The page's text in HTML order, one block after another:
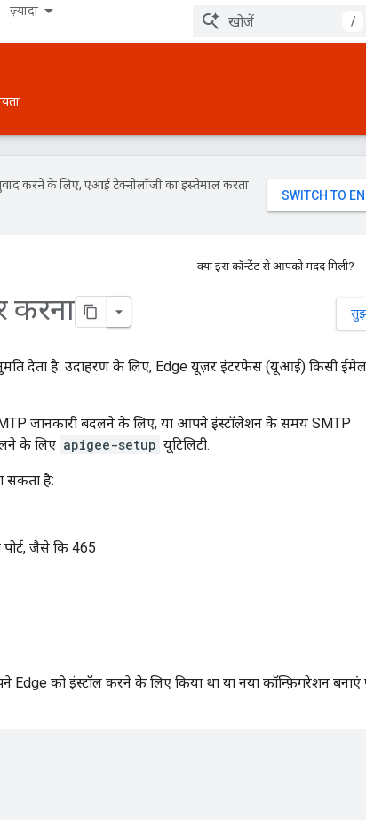
ज़्यादा
/
करने के लिए, एआई टेक्नोलॉजी का इस्तेमाल करता
क्या इस कॉन्टेंट से आपको मदद मिली?
करना
देता है. उदाहरण के लिए, Edge यूज़र इंटरफ़ेस (यूआई) किसी
जानकारी बदलने के लिए, या आपने इंस्टॉलेशन के समय SMTP
के लिए apigee-setup यूटिलिटी.
सकता है:
जैसे कि 465
को इंस्टॉल करने के लिए किया था या नया कॉन्फ़िगरेशन